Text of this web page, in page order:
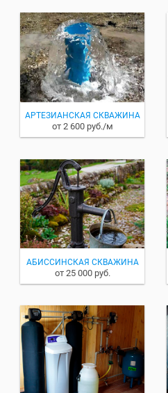
АРТЕЗИАНСКАЯ СКВАЖИНА
от 2 600 руб./м
АБИССИНСКАЯ СКВАЖИНА
от 25 000 руб.